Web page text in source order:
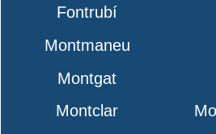
Fontrubí
Montmaneu
Montgat
Montclar